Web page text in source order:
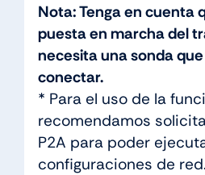
Nota: Tenga en cuenta
puesta en marcha del
necesita una sonda
conectar.
* Para el uso de la
recomendamos
P2A para poder
configuraciones de red.